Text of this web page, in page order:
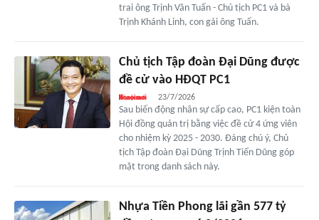
trai ông Trịnh Văn Tuấn - Chủ tịch PC1 và bà
Trịnh Khánh Linh, con gái ông Tuấn.
Chủ tịch Tập đoàn Đại Dũng được
đề cử vào HĐQT PC1
23/7/2026
Sau biến động nhân sự cấp cao, PC1 kiện toàn
Hội đồng quản trị bằng việc đề cử 4 ứng viên
cho nhiệm kỳ 2025 - 2030. Đáng chú ý, Chủ
tịch Tập đoàn Đại Dũng Trịnh Tiến Dũng góp
mặt trong danh sách này.
Nhựa Tiền Phong lãi gần 577 tỷ